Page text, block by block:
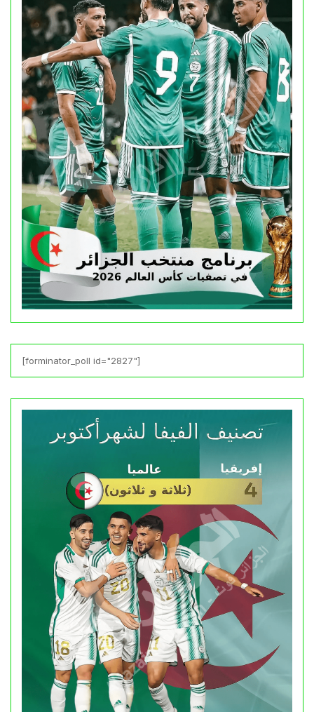
[forminator_poll id="2827"]